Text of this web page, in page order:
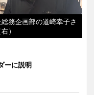
務企画部の道崎幸子さ
）
ーに説明